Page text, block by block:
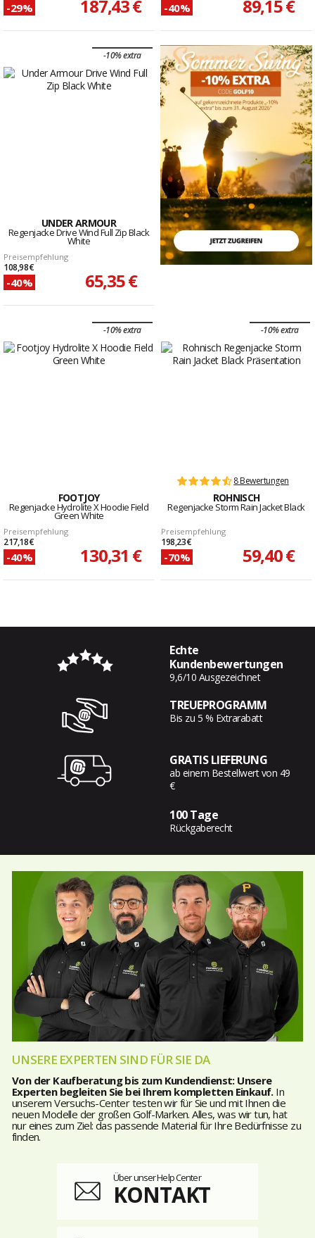
-29% 187,43 € -40% 89,15 €
-10% extra
UNDER ARMOUR
Regenjacke Drive Wind Full Zip Black
White
Preisempfehlung
108,98 €
-40% 65,35 €
-10% extra
FOOTJOY
Regenjacke Hydrolite X Hoodie Field
Green White
Preisempfehlung
217,18 €
-40% 130,31 €
-10% extra
8 Bewertungen
ROHNISCH
Regenjacke Storm Rain Jacket Black
Preisempfehlung
198,23 €
-70% 59,40 €
Echte
Kundenbewertungen
9,6/10 Ausgezeichnet
TREUEPROGRAMM
Bis zu 5 % Extrarabatt
GRATIS LIEFERUNG
ab einem Bestellwert von 49
€
100 Tage
Rückgaberecht
UNSERE EXPERTEN SIND FÜR SIE DA
Von der Kaufberatung bis zum Kundendienst: Unsere
Experten begleiten Sie bei Ihrem kompletten Einkauf.In
unserem Versuchs-Center testen wir für Sie und mit Ihnen die
neuen Modelle der großen Golf-Marken. Alles, was wir tun, hat
nur eines zum Ziel: das passende Material für Ihre Bedürfnisse zu
finden.
Über unser Help Center
KONTAKT